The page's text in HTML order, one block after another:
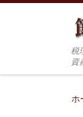
コンテンツへ
税
資
ホ